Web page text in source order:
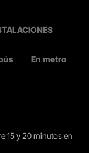
En metro
15 y 20 minutos en